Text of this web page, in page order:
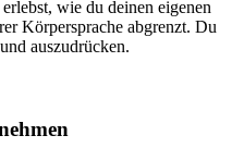
wie du deinen eigenen
Körpersprache abgrenzt. Du
auszudrücken.